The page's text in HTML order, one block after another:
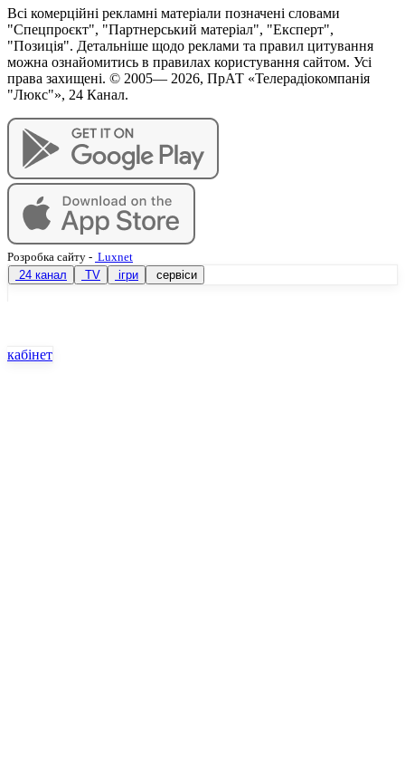
Всі комерційні рекламні матеріали позначені словами
"Спецпроєкт", "Партнерський матеріал", "Експерт",
"Позиція". Детальніше щодо реклами та правил цитування
можна ознайомитись в правилах користування сайтом. Усі
права захищені. © 2005— 2026, ПрАТ «Телерадіокомпанія
"Люкс"», 24 Канал.
Розробка сайту - Luxnet
24 канал
TV ігри сервіси
кабінет